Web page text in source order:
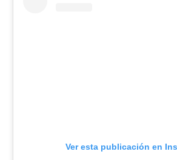
Ver esta publicación en